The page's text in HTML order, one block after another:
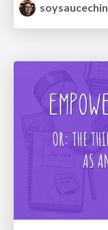
soysaucechin